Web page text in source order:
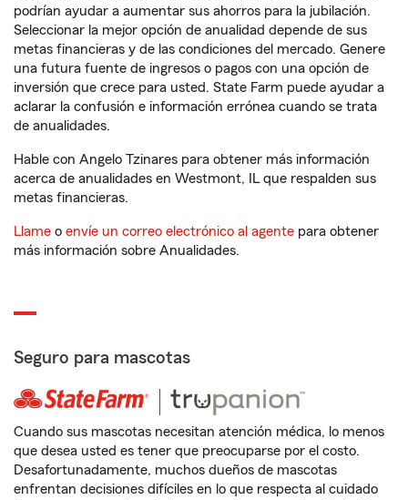
podrían ayudar a aumentar sus ahorros para la jubilación.
Seleccionar la mejor opción de anualidad depende de sus
metas financieras y de las condiciones del mercado. Genere
una futura fuente de ingresos o pagos con una opción de
inversión que crece para usted. State Farm puede ayudar a
aclarar la confusión e información errónea cuando se trata
de anualidades.
Hable con Angelo Tzinares para obtener más información
acerca de anualidades en Westmont, IL que respalden sus
metas financieras.
Llame o envíe un correo electrónico al agente para obtener
más información sobre Anualidades.
Seguro para mascotas
Cuando sus mascotas necesitan atención médica, lo menos
que desea usted es tener que preocuparse por el costo.
Desafortunadamente, muchos dueños de mascotas
enfrentan decisiones difíciles en lo que respecta al cuidado